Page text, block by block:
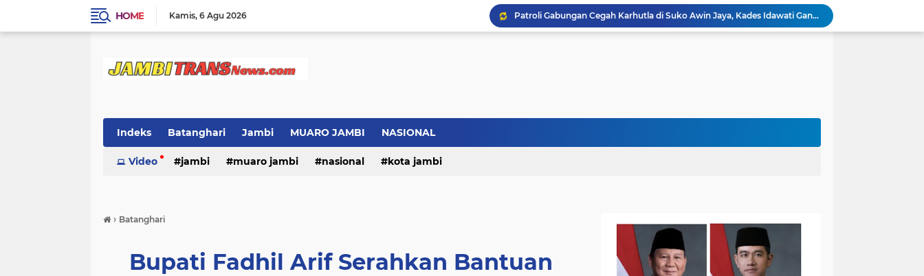
HOME Kamis 6 Agu 2026
Patroli Gabungan Cegah Karhutla di Suko Awin Jaya, Kades Idawati Gandeng PT BBB-S, TNI dan BPD
Damkar Sungai Bahar Padamkan Kebakaran Lahan di Desa Mekar Sari Makmur
Bupati Fadhil Tutup BH Cup Race 2026: Bukan Cuma Kecepatan, Tapi Juga Ekonomi UMKM!
Indeks Batanghari Jambi MUARO JAMBI NASIONAL
Video jambi muaro jambi nasional kota jambi
› Batanghari
Bupati Fadhil Arif Serahkan Bantuan